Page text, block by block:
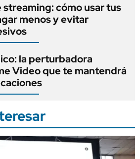
cómo usar tus
menos y evitar
la perturbadora
Video que te mantendrá